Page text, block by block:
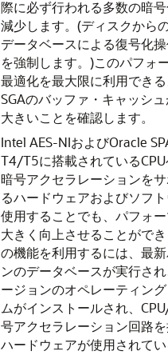
際に必ず行われる多数の暗
減少します。(ディスクからの
データベースによる復号化
を強制します。)このパフォ
最適化を最大限に利用できる
SGAのバッファ・キャッシ
大きいことを確認します。
Intel AES-NIおよびOracle
T4/T5に搭載されている
暗号アクセラレーションを
るハードウェアおよびソフ
使用することでも、パフォ
大きく向上させることができ
の機能を利用するには、最
ンのデータベースが実行さ
ージョンのオペレーティン
ムがインストールされ、
号アクセラレーション回路
ハードウェアが使用されて